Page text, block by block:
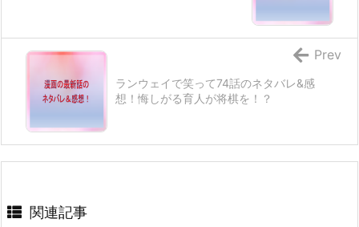
ランウェイで笑って74話のネタバレ&感
想！悔しがる育人が将棋を！？
Prev
関連記事